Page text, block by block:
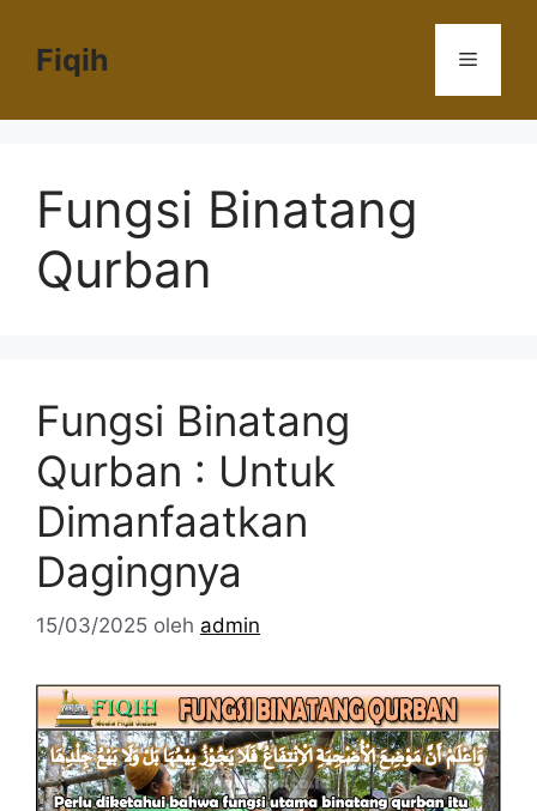
Fiqih Menu
Fungsi Binatang
Qurban
Fungsi Binatang
Qurban : Untuk
Dimanfaatkan
Dagingnya
15/03/2025 oleh admin